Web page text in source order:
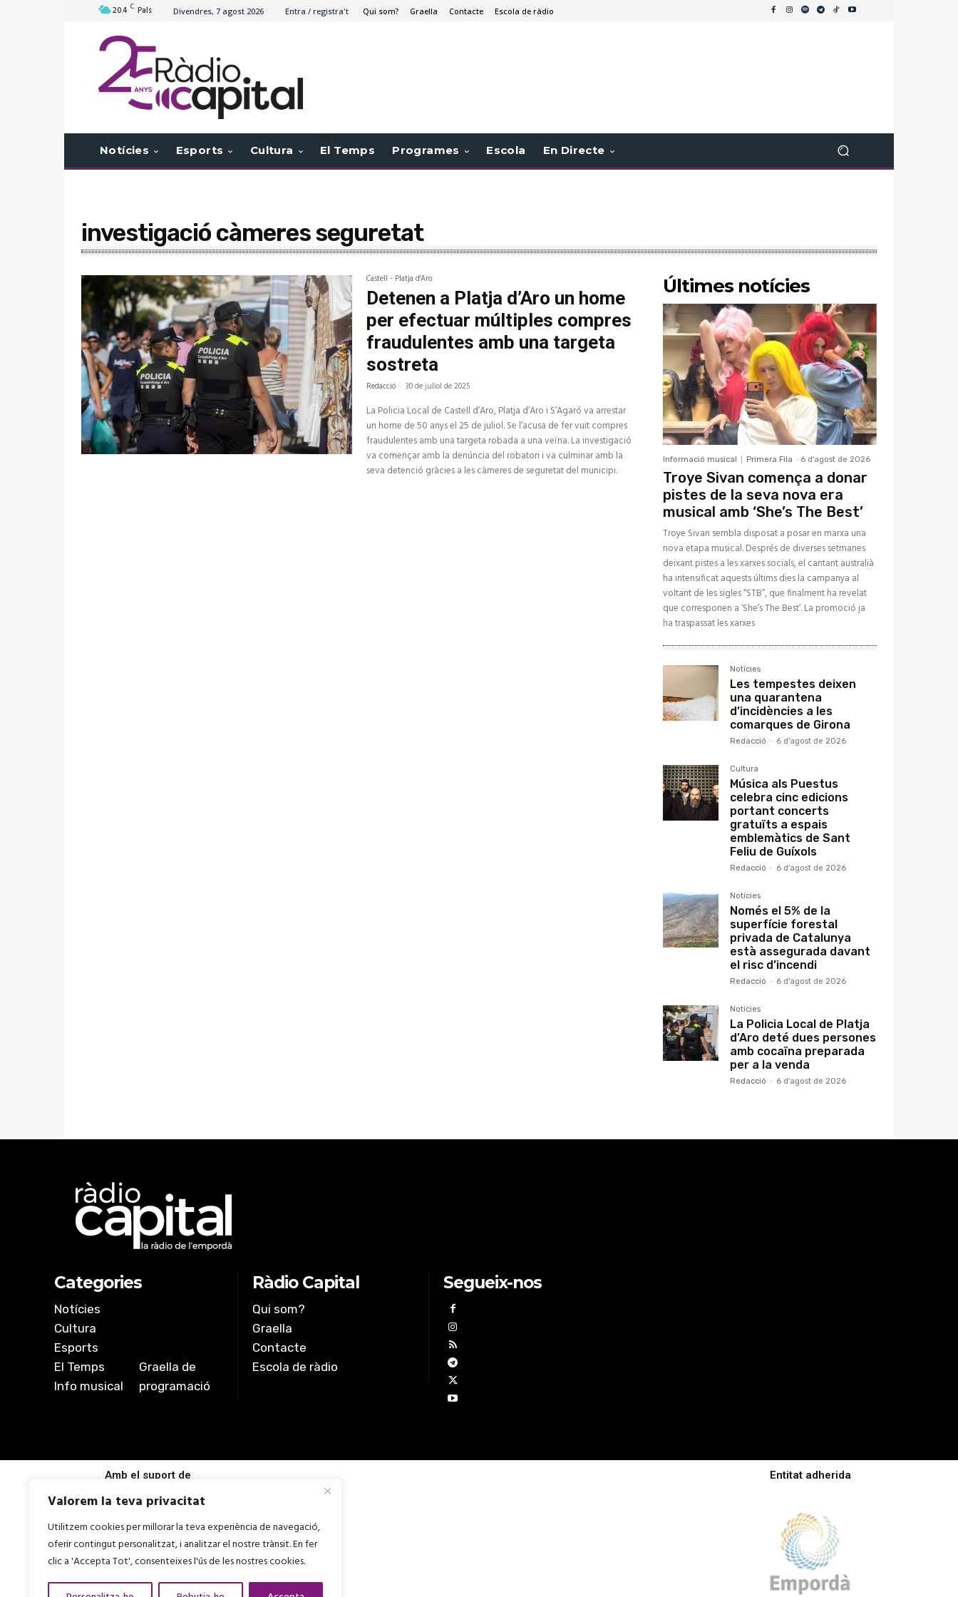
Valorem la teva privacitat
Utilitzem cookies per millorar la teva experiència de navegació,
oferir contingut personalitzat, i analitzar el nostre trànsit. En fer
clic a 'Accepta Tot', consenteixes l'ús de les nostres cookies.
20.4 C Pals Divendres, 7 agost 2026 Entra / registra't Qui som? Graella Contacte Escola de ràdio
Notícies Esports Cultura El Temps Programes Escola En Directe
investigació càmeres seguretat
Castell - Platja d'Aro
Detenen a Platja d’Aro un home
per efectuar múltiples compres
fraudulentes amb una targeta
sostreta
Redacció - 30 de juliol de 2025
La Policia Local de Castell d’Aro, Platja d’Aro i S’Agaró va arrestar
un home de 50 anys el 25 de juliol. Se l’acusa de fer vuit compres
fraudulentes amb una targeta robada a una veïna. La investigació
va començar amb la denúncia del robatori i va culminar amb la
seva detenció gràcies a les càmeres de seguretat del municipi.
Últimes notícies
Informació musical Primera Fila - 6 d'agost de 2026
Troye Sivan comença a donar
pistes de la seva nova era
musical amb ‘She’s The Best’
Troye Sivan sembla disposat a posar en marxa una
nova etapa musical. Després de diverses setmanes
deixant pistes a les xarxes socials, el cantant australià
ha intensificat aquests últims dies la campanya al
voltant de les sigles “STB”, que finalment ha revelat
que corresponen a ‘She’s The Best’. La promoció ja
ha traspassat les xarxes
Notícies
Les tempestes deixen
una quarantena
d’incidències a les
comarques de Girona
Redacció - 6 d'agost de 2026
Cultura
Música als Puestus
celebra cinc edicions
portant concerts
gratuïts a espais
emblemàtics de Sant
Feliu de Guíxols
Redacció - 6 d'agost de 2026
Notícies
Només el 5% de la
superfície forestal
privada de Catalunya
està assegurada davant
el risc d’incendi
Redacció - 6 d'agost de 2026
Notícies
La Policia Local de Platja
d’Aro deté dues persones
amb cocaïna preparada
per a la venda
Redacció - 6 d'agost de 2026
Categories
Notícies
Cultura
Esports
El Temps
Info musical
Graella de
programació
Ràdio Capital
Qui som?
Graella
Contacte
Escola de ràdio
Segueix-nos
Amb el suport de Entitat adherida